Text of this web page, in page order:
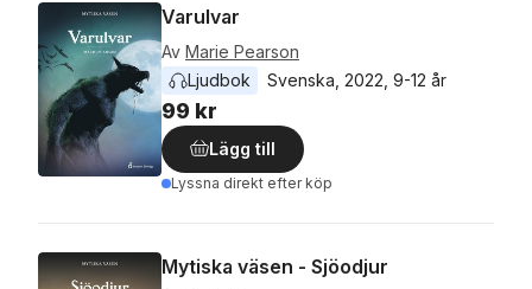
Varulvar
Av Marie Pearson
Ljudbok
Svenska 2022 9-12 år
99 kr
Lägg till
Lyssna direkt efter köp
Mytiska väsen - Sjöodjur